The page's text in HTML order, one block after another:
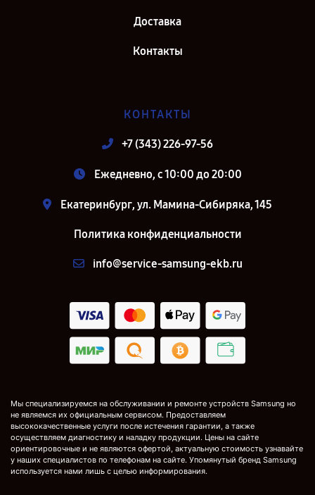
Доставка
Контакты
КОНТАКТЫ
+7 (343) 226-97-56
Ежедневно, с 10:00 до 20:00
Екатеринбург, ул. Мамина-Сибиряка, 145
Политика конфиденциальности
info@service-samsung-ekb.ru
Мы специализируемся на обслуживании и ремонте устройств Samsung но
не являемся их официальным сервисом. Предоставляем
высококачественные услуги после истечения гарантии, а также
осуществляем диагностику и наладку продукции. Цены на сайте
ориентировочные и не являются офертой, актуальную стоимость узнавайте
у наших специалистов по телефонам на сайте. Упомянутый бренд Samsung
используется нами лишь с целью информирования.